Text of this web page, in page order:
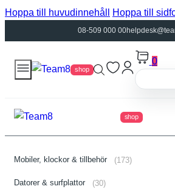
Hoppa till huvudinnehåll Hoppa till
08-509 000 00
shop
0
shop
Mobiler, klockor & tillbehör (173)
Datorer & surfplattor (30)